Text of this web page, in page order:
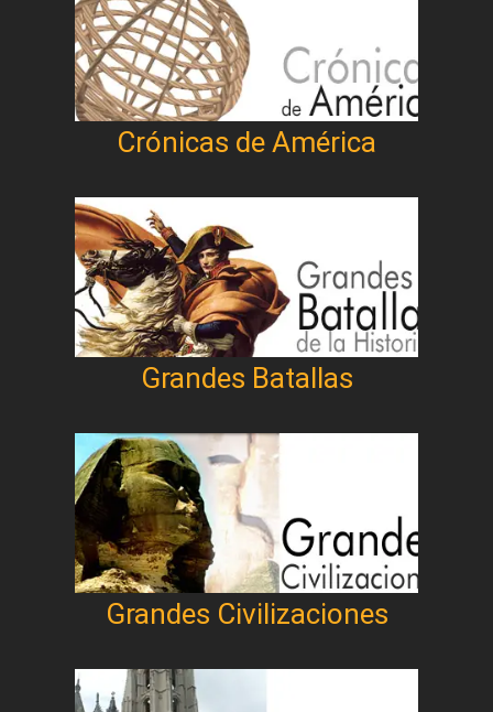
Crónicas de América
Grandes Batallas
Grandes Civilizaciones